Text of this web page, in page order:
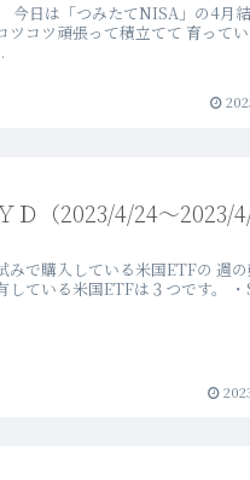
日は「つみたてNISA」の4月
ツコツ頑張って積立てて 育って
Ｄ（2023/4/24～2023/4/
で購入している米国ETFの 週の
している米国ETFは３つです。 ・